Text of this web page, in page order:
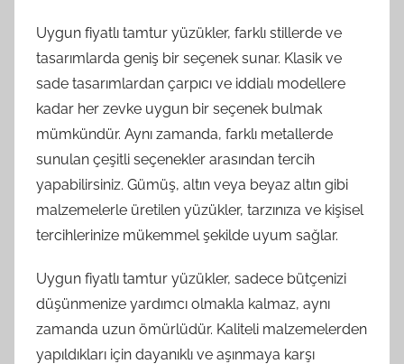
Uygun fiyatlı tamtur yüzükler, farklı stillerde ve
tasarımlarda geniş bir seçenek sunar. Klasik ve
sade tasarımlardan çarpıcı ve iddialı modellere
kadar her zevke uygun bir seçenek bulmak
mümkündür. Aynı zamanda, farklı metallerde
sunulan çeşitli seçenekler arasından tercih
yapabilirsiniz. Gümüş, altın veya beyaz altın gibi
malzemelerle üretilen yüzükler, tarzınıza ve kişisel
tercihlerinize mükemmel şekilde uyum sağlar.
Uygun fiyatlı tamtur yüzükler, sadece bütçenizi
düşünmenize yardımcı olmakla kalmaz, aynı
zamanda uzun ömürlüdür. Kaliteli malzemelerden
yapıldıkları için dayanıklı ve aşınmaya karşı